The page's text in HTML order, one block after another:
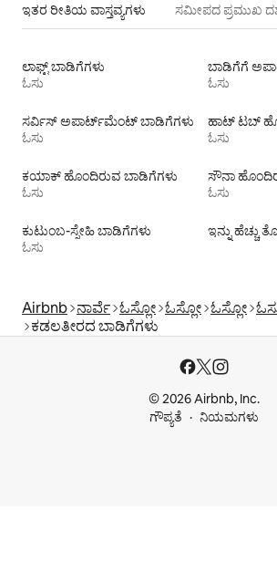
ಇತರ ರೀತಿಯ ವಾಸ್ತವ್ಯಗಳು ಸಮೀಪದ ಪ್ರಮುಖ
ಲಾಫ್ಟ್‌ ಬಾಡಿಗೆಗಳು
ಓಸು
ಬಾಡಿಗೆಗೆ
ಓಸು
ಸರ್ವಿಸ್ ಅಪಾರ್ಟ್‌ಮೆಂಟ್ ಬಾಡಿಗೆಗಳು
ಓಸು
ಓಸು
ಕಯಾಕ್ ಹೊಂದಿರುವ ಬಾಡಿಗೆಗಳು
ಓಸು
ಸೌನಾ
ಓಸು
ಕುಟುಂಬ-ಸ್ನೇಹಿ ಬಾಡಿಗೆಗಳು
ಓಸು
ಇನ್ನು ಹೆಚ್ಚು
Airbnb ನಾರ್ವೆ ಓಸ್ಲೋ ಓಸ್ಲೋ ಓಸ್ಲೋ
ಕಡಲತೀರದ ಬಾಡಿಗೆಗಳು
© 2026 Airbnb, Inc.
ಗೌಪ್ಯತೆ
ನಿಯಮಗಳು